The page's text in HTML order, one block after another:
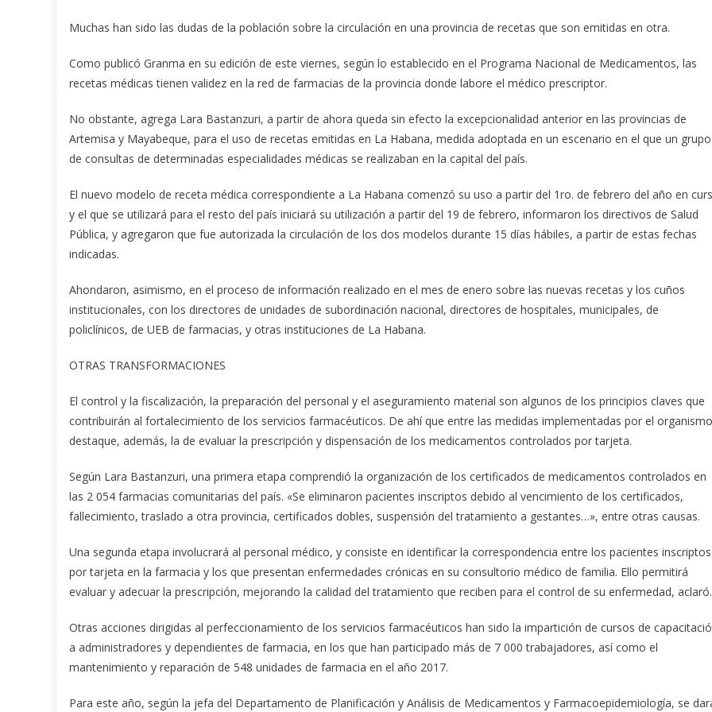
Muchas han sido las dudas de la población sobre la circulación en una provincia de recetas que son emitidas en otra.
Como publicó Granma en su edición de este viernes, según lo establecido en el Programa Nacional de Medicamentos, las
recetas médicas tienen validez en la red de farmacias de la provincia donde labore el médico prescriptor.
No obstante, agrega Lara Bastanzuri, a partir de ahora queda sin efecto la excepcionalidad anterior en las provincias de
Artemisa y Mayabeque, para el uso de recetas emitidas en La Habana, medida adoptada en un escenario en el que un grupo
de consultas de determinadas especialidades médicas se realizaban en la capital del país.
El nuevo modelo de receta médica correspondiente a La Habana comenzó su uso a partir del 1ro. de febrero del año en
y el que se utilizará para el resto del país iniciará su utilización a partir del 19 de febrero, informaron los directivos de Salud
Pública, y agregaron que fue autorizada la circulación de los dos modelos durante 15 días hábiles, a partir de estas fechas
indicadas.
Ahondaron, asimismo, en el proceso de información realizado en el mes de enero sobre las nuevas recetas y los cuños
institucionales, con los directores de unidades de subordinación nacional, directores de hospitales, municipales, de
policlínicos, de UEB de farmacias, y otras instituciones de La Habana.
OTRAS TRANSFORMACIONES
El control y la fiscalización, la preparación del personal y el aseguramiento material son algunos de los principios claves que
contribuirán al fortalecimiento de los servicios farmacéuticos. De ahí que entre las medidas implementadas por el organismo
destaque, además, la de evaluar la prescripción y dispensación de los medicamentos controlados por tarjeta.
Según Lara Bastanzuri, una primera etapa comprendió la organización de los certificados de medicamentos controlados en
las 2 054 farmacias comunitarias del país. «Se eliminaron pacientes inscriptos debido al vencimiento de los certificados,
fallecimiento, traslado a otra provincia, certificados dobles, suspensión del tratamiento a gestantes…», entre otras causas.
Una segunda etapa involucrará al personal médico, y consiste en identificar la correspondencia entre los pacientes inscriptos
por tarjeta en la farmacia y los que presentan enfermedades crónicas en su consultorio médico de familia. Ello permitirá
evaluar y adecuar la prescripción, mejorando la calidad del tratamiento que reciben para el control de su enfermedad, aclaró.
Otras acciones dirigidas al perfeccionamiento de los servicios farmacéuticos han sido la impartición de cursos de
a administradores y dependientes de farmacia, en los que han participado más de 7 000 trabajadores, así como el
mantenimiento y reparación de 548 unidades de farmacia en el año 2017.
Para este año, según la jefa del Departamento de Planificación y Análisis de Medicamentos y Farmacoepidemiología, se